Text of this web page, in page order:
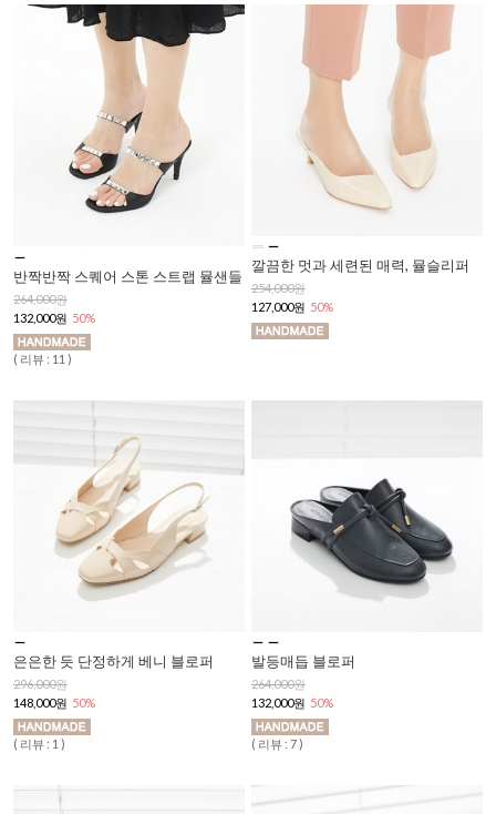
반짝반짝 스퀘어 스톤 스트랩 뮬샌들
264,000원
132,000원 50%
( 리뷰 : 11 )
깔끔한 멋과 세련된 매력, 뮬슬리퍼
254,000원
127,000원 50%
은은한 듯 단정하게 베니 블로퍼
296,000원
148,000원 50%
( 리뷰 : 1 )
발등매듭 블로퍼
264,000원
132,000원 50%
( 리뷰 : 7 )